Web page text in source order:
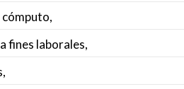
cómputo,
fines laborales,